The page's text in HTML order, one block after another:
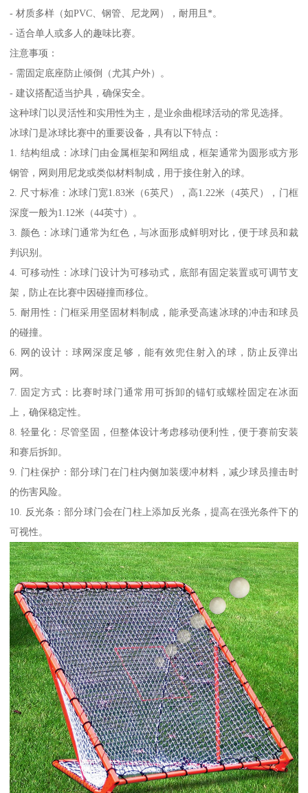
- 材质多样（如PVC、钢管、尼龙网），耐用且*。
- 适合单人或多人的趣味比赛。
注意事项：
- 需固定底座防止倾倒（尤其户外）。
- 建议搭配适当护具，确保安全。
这种球门以灵活性和实用性为主，是业余曲棍球活动的常见选择。
冰球门是冰球比赛中的重要设备，具有以下特点：
1. 结构组成：冰球门由金属框架和网组成，框架通常为圆形或方形
钢管，网则用尼龙或类似材料制成，用于接住射入的球。
2. 尺寸标准：冰球门宽1.83米（6英尺），高1.22米（4英尺），门框
深度一般为1.12米（44英寸）。
3. 颜色：冰球门通常为红色，与冰面形成鲜明对比，便于球员和裁
判识别。
4. 可移动性：冰球门设计为可移动式，底部有固定装置或可调节支
架，防止在比赛中因碰撞而移位。
5. 耐用性：门框采用坚固材料制成，能承受高速冰球的冲击和球员
的碰撞。
6. 网的设计：球网深度足够，能有效兜住射入的球，防止反弹出
网。
7. 固定方式：比赛时球门通常用可拆卸的锚钉或螺栓固定在冰面
上，确保稳定性。
8. 轻量化：尽管坚固，但整体设计考虑移动便利性，便于赛前安装
和赛后拆卸。
9. 门柱保护：部分球门在门柱内侧加装缓冲材料，减少球员撞击时
的伤害风险。
10. 反光条：部分球门会在门柱上添加反光条，提高在强光条件下的
可视性。